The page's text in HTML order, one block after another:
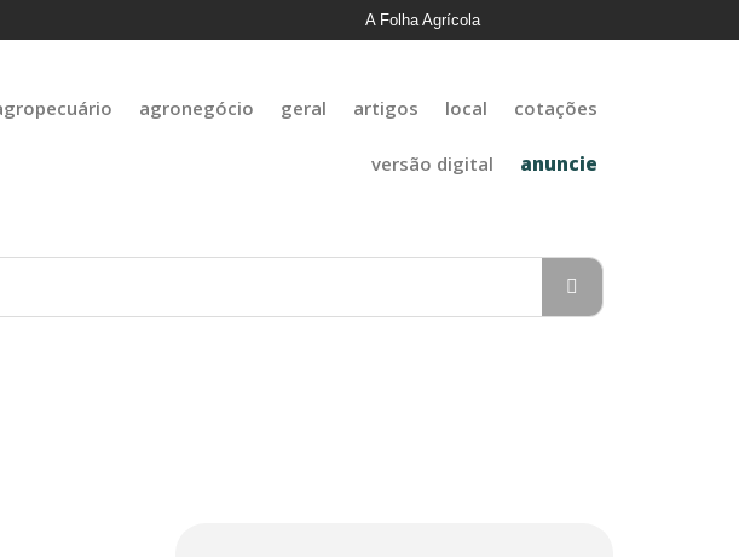
A Folha Agrícola
agronegócio geral artigos local cotações
versão digital anuncie